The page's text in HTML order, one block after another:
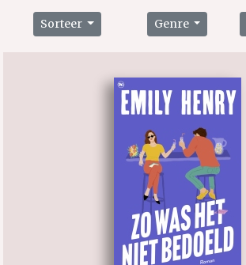
Sorteer Genre